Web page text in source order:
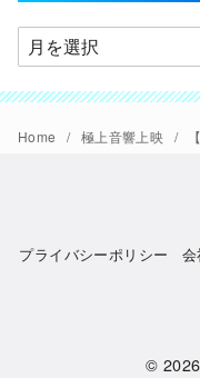
ア
ー
カ
イ
Home 極上音響上映
プライバシーポリシー
© 2026